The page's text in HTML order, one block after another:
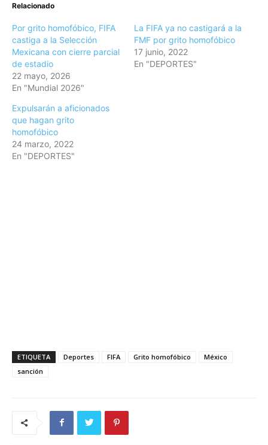
Relacionado
Por grito homofóbico, FIFA
castiga a la Selección
Mexicana con cierre parcial
de estadio
22 mayo, 2026
En "Mundial 2026"
La FIFA ya no castigará a la
FMF por grito homofóbico
17 junio, 2022
En "DEPORTES"
Expulsarán a aficionados
que hagan grito
homofóbico
24 marzo, 2022
En "DEPORTES"
ETIQUETA Deportes FIFA Grito homofóbico
México
sanción